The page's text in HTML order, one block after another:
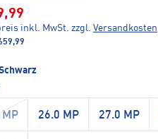
inkl. MwSt. zzgl. Versandkosten
26.0 MP 27.0 MP